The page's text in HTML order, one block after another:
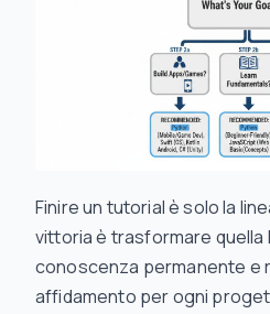
Finire un tutorial è solo la
vittoria è trasformare quella
conoscenza permanente e
affidamento per ogni